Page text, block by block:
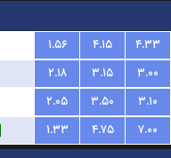
۱.۵۶ ۴.۱۵
۴.۳۳
۲.۱۸ ۳.۱۵
۳.۰۰
۲.۰۵ ۳.۵۰
۳.۱۰
۱.۳۳ ۴.۷۵
۷.۰۰